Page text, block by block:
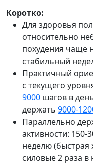
Коротко:
Для здоровья
относительно
похудения чаще
стабильный
Практичный
с текущего
9000 шагов в
держать 9000-
Параллельно
активности: 150-
неделю (быстрая
силовые 2 раза в